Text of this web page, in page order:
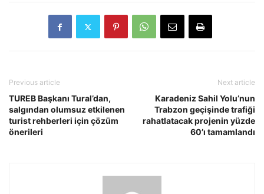
Previous article
TUREB Başkanı Tural’dan,
salgından olumsuz etkilenen
turist rehberleri için çözüm
önerileri
Next article
Karadeniz Sahil Yolu’nun
Trabzon geçişinde trafiği
rahatlatacak projenin yüzde
60’ı tamamlandı